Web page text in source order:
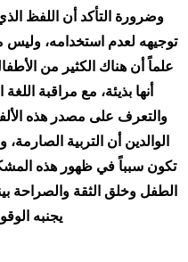
وضرورة التأكد أن اللفظ
توجيهه لعدم استخدامه،
علماً أن هناك الكثير من
أنها بذيئة، مع مراقبة
والتعرف على مصدر هذه
الوالدين أن التربية
تكون سبباً في ظهور هذه
الطفل وخلق الثقة والصراحة
يجنبه